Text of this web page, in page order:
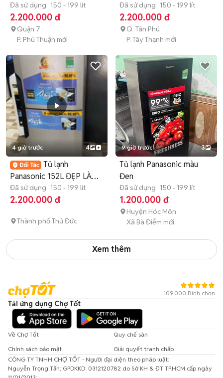
Đã sử dụng 150 - 199 lít
2.200.000 đ
Quận 7
P. Phú Thuận mới
khuẩn 152l
Đã sử dụng 150 - 199 lít
2.200.000 đ
Q. Tân Phú
P. Tây Thạnh mới
4 giờ trước 4
Tủ lạnh
Panasonic 152L ĐẸP LÀM
LẠNH OK NHẸ ĐIỆN
Đã sử dụng 150 - 199 lít
2.200.000 đ
Thành phố Thủ Đức
9 giờ trước 3
Tủ lạnh Panasonic màu
Đen
Đã sử dụng 150 - 199 lít
1.200.000 đ
Huyện Hóc Môn
Xã Bà Điểm mới
Xem thêm
109.000 Bình chọn
Tải ứng dụng Chợ Tốt
Về Chợ Tốt
Quy chế sàn
Chính sách bảo mật
Giải quyết tranh chấp
CÔNG TY TNHH CHỢ TỐT - Người đại diện theo pháp luật:
Nguyễn Trọng Tấn; GPDKKD: 0312120782 do Sở KH & ĐT TP.HCM cấp ngày